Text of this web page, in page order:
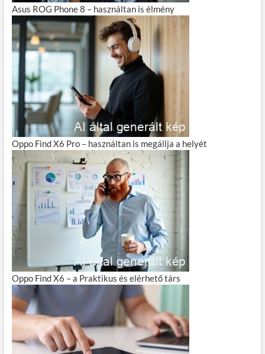
Asus ROG Phone 8 – használtan is élmény
Oppo Find X6 Pro – használtan is megállja a helyét
Oppo Find X6 – a Praktikus és elérhető társ